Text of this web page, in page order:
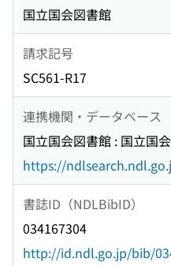
国立国会図書館
請求記号
SC561-R17
連携機関・データベース
国立国会図書館 : 国立国
https://
書誌ID（NDLBibID）
034167304
http://id.ndl.go.jp/bib/